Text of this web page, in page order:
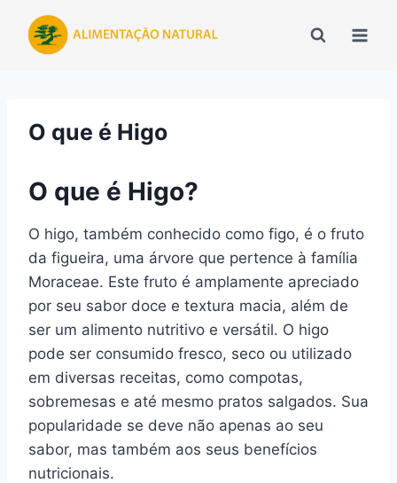
para
O que é Higo
O que é Higo?
O higo, também conhecido como figo, é o fruto
da figueira, uma árvore que pertence à família
Moraceae. Este fruto é amplamente apreciado
por seu sabor doce e textura macia, além de
ser um alimento nutritivo e versátil. O higo
pode ser consumido fresco, seco ou utilizado
em diversas receitas, como compotas,
sobremesas e até mesmo pratos salgados. Sua
popularidade se deve não apenas ao seu
sabor, mas também aos seus benefícios
nutricionais.